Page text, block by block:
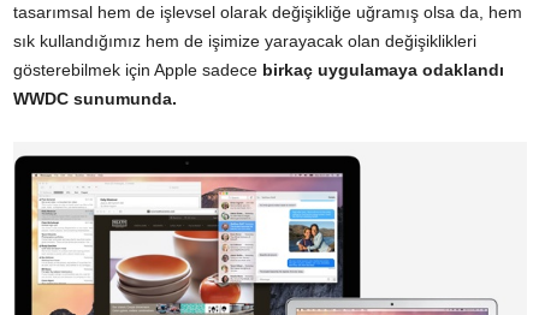
tasarımsal hem de işlevsel olarak değişikliğe uğramış olsa da, hem
sık kullandığımız hem de işimize yarayacak olan değişiklikleri
gösterebilmek için Apple sadece birkaç uygulamaya odaklandı
WWDC sunumunda.